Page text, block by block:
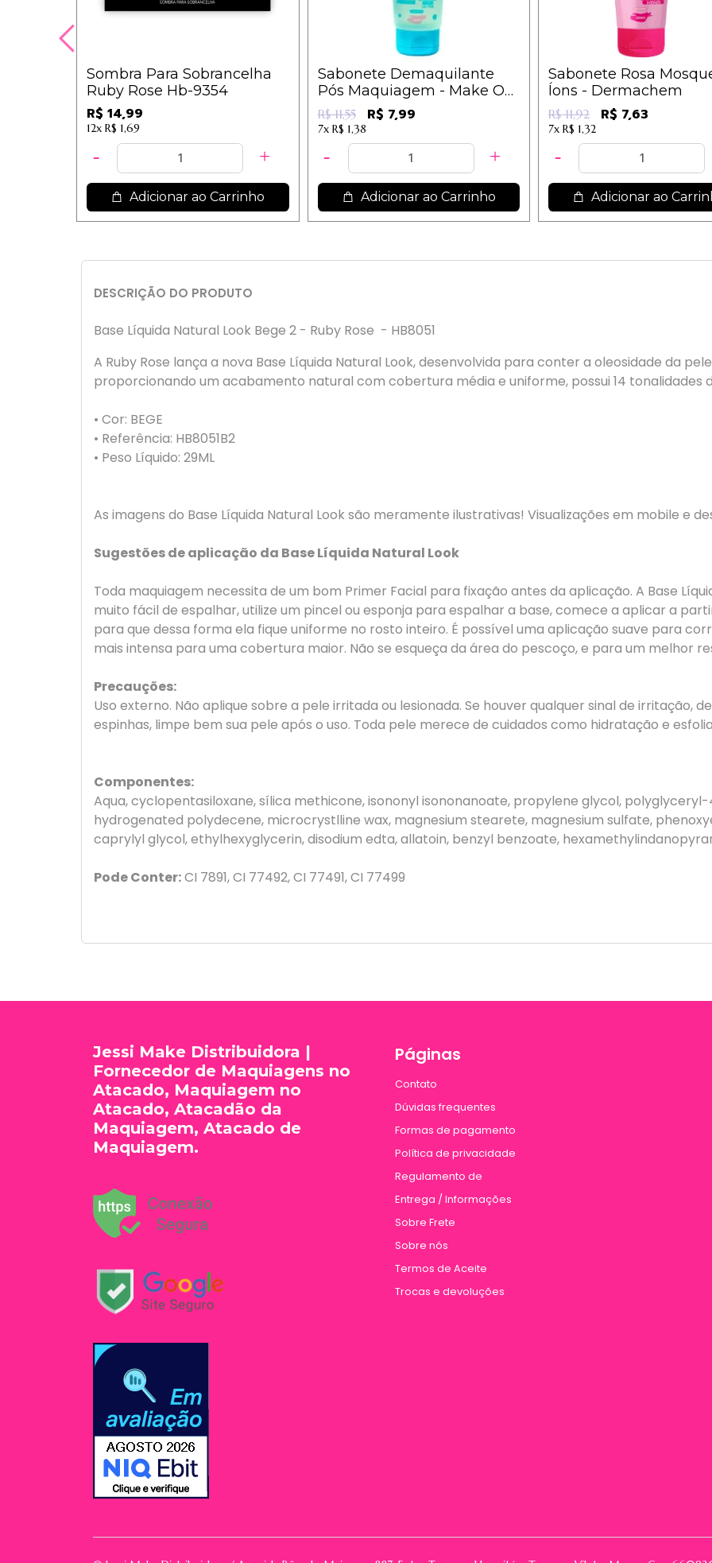
Sombra Para Sobrancelha
Ruby Rose Hb-9354
R$ 14,99
12x R$ 1,69
Adicionar ao Carrinho
Sabonete Demaquilante
Pós Maquiagem - Make Out
- Dermachem
R$ 11,55 R$ 7,99
7x R$ 1,38
Adicionar ao Carrinho
Sabonete Rosa
Íons - Dermachem
R$ 11,92 R$ 7,63
7x R$ 1,32
Adicionar ao
DESCRIÇÃO DO PRODUTO
Base Líquida Natural Look Bege 2 - Ruby Rose - HB8051
A Ruby Rose lança a nova Base Líquida Natural Look, desenvolvida para conter a oleosidade da
proporcionando um acabamento natural com cobertura média e uniforme, possui 14 tonalidades
• Cor: BEGE
• Referência: HB8051B2
• Peso Líquido: 29ML
As imagens do Base Líquida Natural Look são meramente ilustrativas! Visualizações em mobile e
Sugestões de aplicação da Base Líquida Natural Look
Toda maquiagem necessita de um bom Primer Facial para fixação antes da aplicação. A Base
muito fácil de espalhar, utilize um pincel ou esponja para espalhar a base, comece a aplicar a
para que dessa forma ela fique uniforme no rosto inteiro. É possível uma aplicação suave para
mais intensa para uma cobertura maior. Não se esqueça da área do pescoço, e para um melhor
Precauções:
Uso externo. Não aplique sobre a pele irritada ou lesionada. Se houver qualquer sinal de irritação,
espinhas, limpe bem sua pele após o uso. Toda pele merece de cuidados como hidratação e
Componentes:
Aqua, cyclopentasiloxane, sílica methicone, isononyl isononanoate, propylene glycol,
hydrogenated polydecene, microcrystlline wax, magnesium stearete, magnesium sulfate,
caprylyl glycol, ethylhexyglycerin, disodium edta, allatoin, benzyl benzoate,
Pode Conter:CI 7891, CI 77492, CI 77491, CI 77499
Páginas
Contato
Dúvidas frequentes
Formas de pagamento
Política de privacidade
Regulamento de
Entrega / Informações
Sobre Frete
Sobre nós
Termos de Aceite
Trocas e devoluções
Jessi Make Distribuidora |
Fornecedor de Maquiagens no
Atacado, Maquiagem no
Atacado, Atacadão da
Maquiagem, Atacado de
Maquiagem.